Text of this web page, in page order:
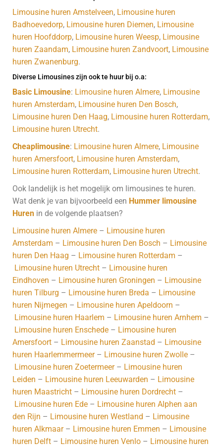
Limousine huren Amstelveen, Limousine huren
Badhoevedorp, Limousine huren Diemen, Limousine
huren Hoofddorp, Limousine huren Weesp, Limousine
huren Zaandam, Limousine huren Zandvoort, Limousine
huren Zwanenburg.
Diverse Limousines zijn ook te huur bij o.a:
Basic Limousine: Limousine huren Almere, Limousine
huren Amsterdam, Limousine huren Den Bosch,
Limousine huren Den Haag, Limousine huren Rotterdam,
Limousine huren Utrecht.
Cheaplimousine: Limousine huren Almere, Limousine
huren Amersfoort, Limousine huren Amsterdam,
Limousine huren Rotterdam, Limousine huren Utrecht.
Ook landelijk is het mogelijk om limousines te huren.
Wat denk je van bijvoorbeeld een Hummer limousine
Huren in de volgende plaatsen?
Limousine huren Almere – Limousine huren
Amsterdam – Limousine huren Den Bosch – Limousine
huren Den Haag – Limousine huren Rotterdam –
Limousine huren Utrecht – Limousine huren
Eindhoven – Limousine huren Groningen – Limousine
huren Tilburg – Limousine huren Breda – Limousine
huren Nijmegen – Limousine huren Apeldoorn –
Limousine huren Haarlem – Limousine huren Arnhem –
Limousine huren Enschede – Limousine huren
Amersfoort – Limousine huren Zaanstad – Limousine
huren Haarlemmermeer– Limousine huren Zwolle –
Limousine huren Zoetermeer– Limousine huren
Leiden – Limousine huren Leeuwarden – Limousine
huren Maastricht – Limousine huren Dordrecht –
Limousine huren Ede – Limousine huren Alphen aan
den Rijn – Limousine huren Westland – Limousine
huren Alkmaar– Limousine huren Emmen – Limousine
huren Delft – Limousine huren Venlo – Limousine huren